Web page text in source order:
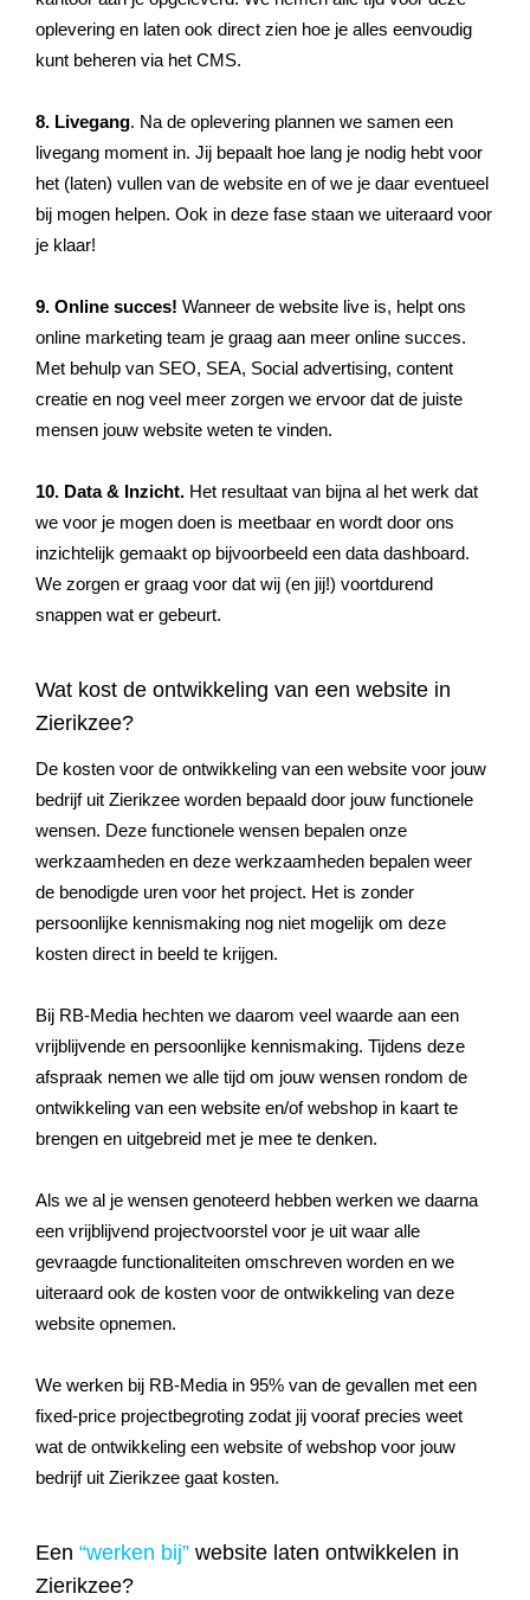
oplevering en laten ook direct zien hoe je alles eenvoudig
kunt beheren via het CMS.
8. Livegang. Na de oplevering plannen we samen een
livegang moment in. Jij bepaalt hoe lang je nodig hebt voor
het (laten) vullen van de website en of we je daar eventueel
bij mogen helpen. Ook in deze fase staan we uiteraard voor
je klaar!
9. Online succes! Wanneer de website live is, helpt ons
online marketing team je graag aan meer online succes.
Met behulp van SEO, SEA, Social advertising, content
creatie en nog veel meer zorgen we ervoor dat de juiste
mensen jouw website weten te vinden.
10. Data & Inzicht. Het resultaat van bijna al het werk dat
we voor je mogen doen is meetbaar en wordt door ons
inzichtelijk gemaakt op bijvoorbeeld een data dashboard.
We zorgen er graag voor dat wij (en jij!) voortdurend
snappen wat er gebeurt.
Wat kost de ontwikkeling van een website in
Zierikzee?
De kosten voor de ontwikkeling van een website voor jouw
bedrijf uit Zierikzee worden bepaald door jouw functionele
wensen. Deze functionele wensen bepalen onze
werkzaamheden en deze werkzaamheden bepalen weer
de benodigde uren voor het project. Het is zonder
persoonlijke kennismaking nog niet mogelijk om deze
kosten direct in beeld te krijgen.
Bij RB-Media hechten we daarom veel waarde aan een
vrijblijvende en persoonlijke kennismaking. Tijdens deze
afspraak nemen we alle tijd om jouw wensen rondom de
ontwikkeling van een website en/of webshop in kaart te
brengen en uitgebreid met je mee te denken.
Als we al je wensen genoteerd hebben werken we daarna
een vrijblijvend projectvoorstel voor je uit waar alle
gevraagde functionaliteiten omschreven worden en we
uiteraard ook de kosten voor de ontwikkeling van deze
website opnemen.
We werken bij RB-Media in 95% van de gevallen met een
fixed-price projectbegroting zodat jij vooraf precies weet
wat de ontwikkeling een website of webshop voor jouw
bedrijf uit Zierikzee gaat kosten.
Een “werken bij” website laten ontwikkelen in
Zierikzee?